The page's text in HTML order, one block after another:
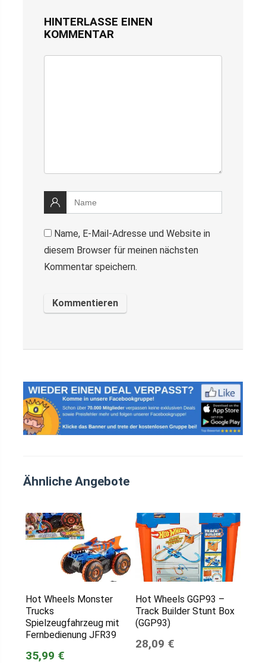
HINTERLASSE EINEN
KOMMENTAR
Name, E-Mail-Adresse und Website in
diesem Browser für meinen nächsten
Kommentar speichern.
Ähnliche Angebote
Hot Wheels Monster
Trucks
Spielzeugfahrzeug mit
Fernbedienung JFR39
35,99 €
Hot Wheels GGP93 –
Track Builder Stunt Box
(GGP93)
28,09 €